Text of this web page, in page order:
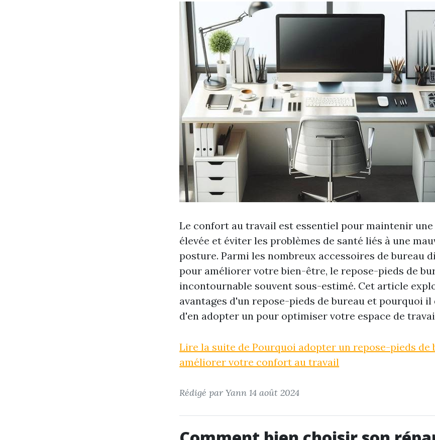
Le confort au travail est essentiel pour maintenir
élevée et éviter les problèmes de santé liés à une
posture. Parmi les nombreux accessoires de bureau
pour améliorer votre bien-être, le repose-pieds de
incontournable souvent sous-estimé. Cet article
avantages d'un repose-pieds de bureau et pourquoi il
d'en adopter un pour optimiser votre espace de
Lire la suite de Pourquoi adopter un repose-pieds de
améliorer votre confort au travail
Rédigé par Yann14 août 2024